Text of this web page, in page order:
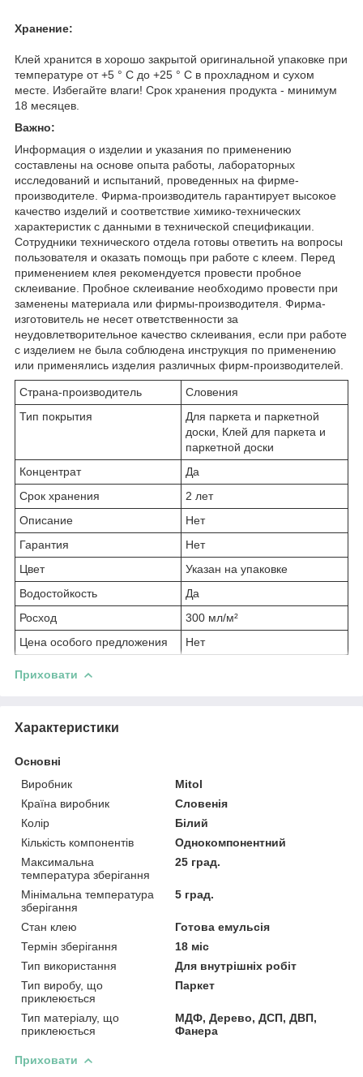
Хранение:
Клей хранится в хорошо закрытой оригинальной упаковке при
температуре от +5 ° C до +25 ° C в прохладном и сухом
месте. Избегайте влаги! Срок хранения продукта - минимум
18 месяцев.
Важно:
Информация о изделии и указания по применению
составлены на основе опыта работы, лабораторных
исследований и испытаний, проведенных на фирме-
производителе. Фирма-производитель гарантирует высокое
качество изделий и соответствие химико-технических
характеристик с данными в технической спецификации.
Сотрудники технического отдела готовы ответить на вопросы
пользователя и оказать помощь при работе с клеем. Перед
применением клея рекомендуется провести пробное
склеивание. Пробное склеивание необходимо провести при
заменены материала или фирмы-производителя. Фирма-
изготовитель не несет ответственности за
неудовлетворительное качество склеивания, если при работе
с изделием не была соблюдена инструкция по применению
или применялись изделия различных фирм-производителей.
Страна-производитель
Словения
Тип покрытия
Для паркета и паркетной
доски, Клей для паркета и
паркетной доски
Концентрат
Да
Срок хранения
2 лет
Описание
Нет
Гарантия
Нет
Цвет
Указан на упаковке
Водостойкость
Да
Росход
300 мл/м²
Цена особого предложения
Нет
Приховати
Характеристики
Основні
Виробник
Mitol
Країна виробник
Словенія
Колір
Білий
Кількість компонентів
Однокомпонентний
Максимальна
температура зберігання
25 град.
Мінімальна температура
зберігання
5 град.
Стан клею
Готова емульсія
Термін зберігання
18 міс
Тип використання
Для внутрішніх робіт
Тип виробу, що
приклеюється
Паркет
Тип матеріалу, що
приклеюється
МДФ, Дерево, ДСП, ДВП,
Фанера
Приховати